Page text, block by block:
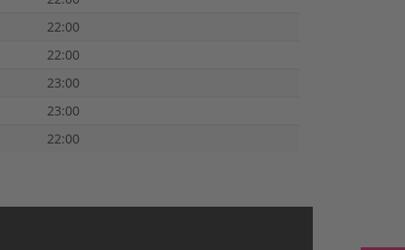
22:00
22:00
23:00
23:00
22:00